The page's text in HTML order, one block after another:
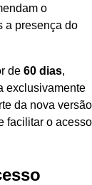
o
a presença do
de 60 dias,
exclusivamente
da nova versão
facilitar o acesso